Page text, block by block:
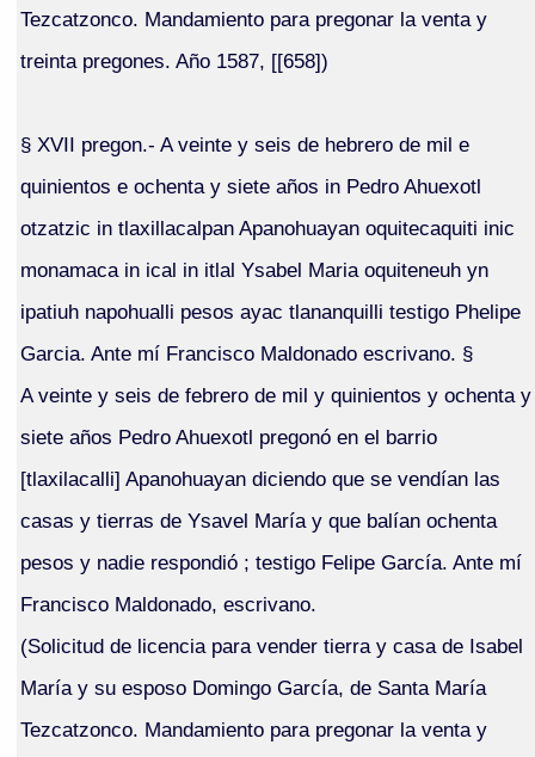
Tezcatzonco. Mandamiento para pregonar la venta y
treinta pregones. Año 1587, [[658])
§ XVII pregon.- A veinte y seis de hebrero de mil e
quinientos e ochenta y siete años in Pedro Ahuexotl
otzatzic in tlaxillacalpan Apanohuayan oquitecaquiti inic
monamaca in ical in itlal Ysabel Maria oquiteneuh yn
ipatiuh napohualli pesos ayac tlananquilli testigo Phelipe
Garcia. Ante mí Francisco Maldonado escrivano. §
A veinte y seis de febrero de mil y quinientos y ochenta y
siete años Pedro Ahuexotl pregonó en el barrio
[tlaxilacalli] Apanohuayan diciendo que se vendían las
casas y tierras de Ysavel María y que balían ochenta
pesos y nadie respondió ; testigo Felipe García. Ante mí
Francisco Maldonado, escrivano.
(Solicitud de licencia para vender tierra y casa de Isabel
María y su esposo Domingo García, de Santa María
Tezcatzonco. Mandamiento para pregonar la venta y